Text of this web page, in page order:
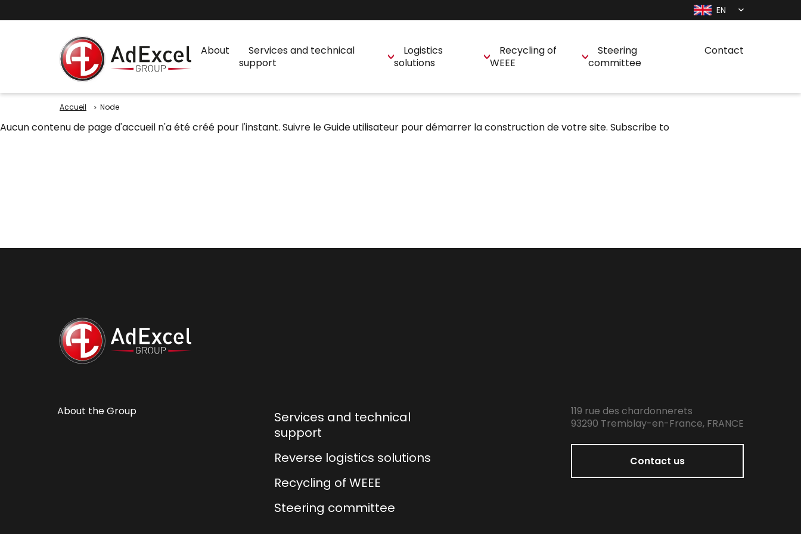
EN
About
Services and technical
support
Logistics
solutions
Recycling of
WEEE
Steering
committee
Contact
Accueil Node
Aucun contenu de page d'accueil n'a été créé pour l'instant. Suivre leGuide utilisateur pour démarrer la construction de votre site. Subscribe to
About the Group
Services and technical
support
Reverse logistics solutions
Recycling of WEEE
Steering committee
119 rue des chardonnerets
93290 Tremblay-en-France, FRANCE
Contact us